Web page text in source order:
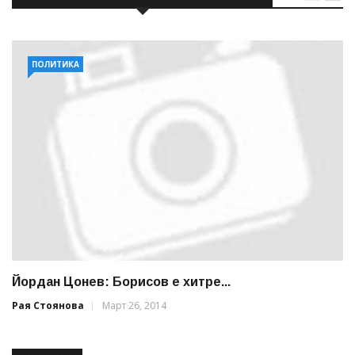
ПОЛИТИКА
Йордан Цонев: Борисов е хитре...
Рая Стоянова
Март 26, 2014